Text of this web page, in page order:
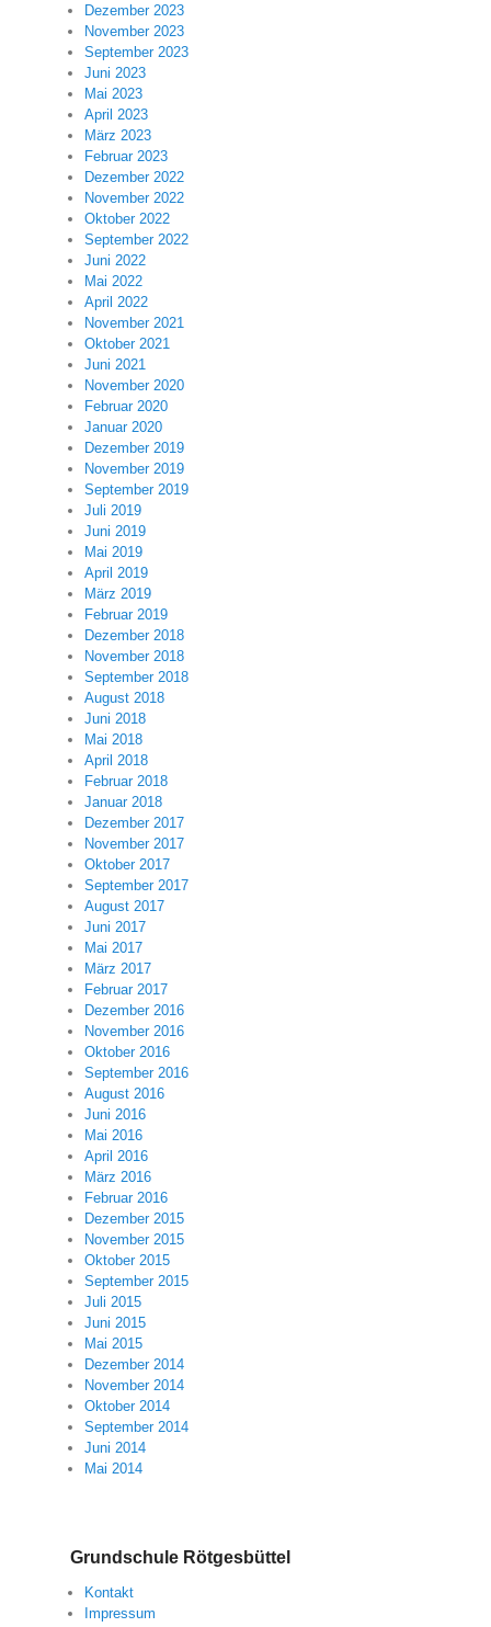
Dezember 2023
November 2023
September 2023
Juni 2023
Mai 2023
April 2023
März 2023
Februar 2023
Dezember 2022
November 2022
Oktober 2022
September 2022
Juni 2022
Mai 2022
April 2022
November 2021
Oktober 2021
Juni 2021
November 2020
Februar 2020
Januar 2020
Dezember 2019
November 2019
September 2019
Juli 2019
Juni 2019
Mai 2019
April 2019
März 2019
Februar 2019
Dezember 2018
November 2018
September 2018
August 2018
Juni 2018
Mai 2018
April 2018
Februar 2018
Januar 2018
Dezember 2017
November 2017
Oktober 2017
September 2017
August 2017
Juni 2017
Mai 2017
März 2017
Februar 2017
Dezember 2016
November 2016
Oktober 2016
September 2016
August 2016
Juni 2016
Mai 2016
April 2016
März 2016
Februar 2016
Dezember 2015
November 2015
Oktober 2015
September 2015
Juli 2015
Juni 2015
Mai 2015
Dezember 2014
November 2014
Oktober 2014
September 2014
Juni 2014
Mai 2014
Grundschule Rötgesbüttel
Kontakt
Impressum